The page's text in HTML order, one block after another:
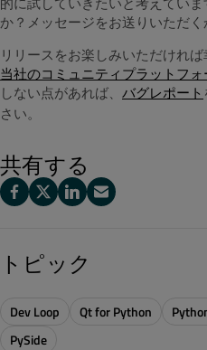
か？メッセージをお送りいただく
リリースをお楽しみいただけれ
当社のコミュニティプラットフォ
しない点があれば、 バグレポート
さい。
共有する
トピック
Dev Loop Qt for Python
PySide